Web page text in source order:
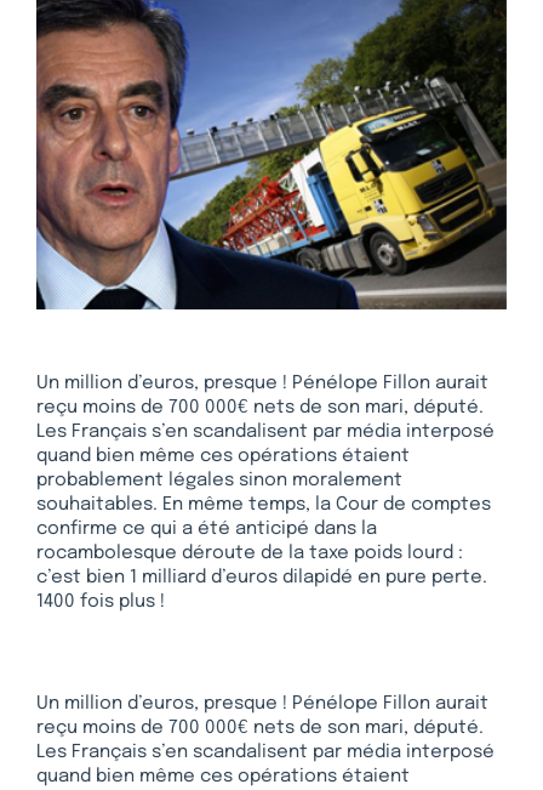
Un million d’euros, presque ! Pénélope Fillon aurait
reçu moins de 700 000€ nets de son mari, député.
Les Français s’en scandalisent par média interposé
quand bien même ces opérations étaient
probablement légales sinon moralement
souhaitables. En même temps, la Cour de comptes
confirme ce qui a été anticipé dans la
rocambolesque déroute de la taxe poids lourd :
c’est bien 1 milliard d’euros dilapidé en pure perte.
1400 fois plus !
Un million d’euros, presque ! Pénélope Fillon aurait
reçu moins de 700 000€ nets de son mari, député.
Les Français s’en scandalisent par média interposé
quand bien même ces opérations étaient